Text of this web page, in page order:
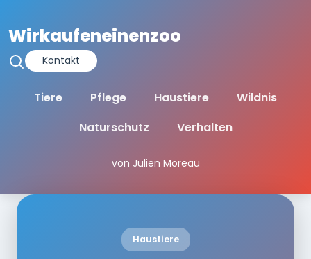
Wirkaufeneinenzoo
Kontakt
Tiere Pflege Haustiere
Wildnis
Naturschutz
Verhalten
von Julien Moreau
Haustiere